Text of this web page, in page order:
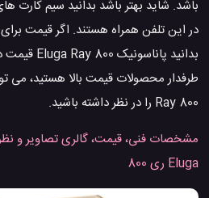
در این تلفن همراه هستند. اگر قیمت
Ray 800 را در نظر داشته باشید.
مشخصات فنی، قیمت، گالری تصاویر و
Eluga ری 800